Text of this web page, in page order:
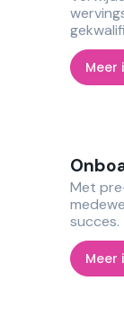
Meer
Met
succes.
Meer